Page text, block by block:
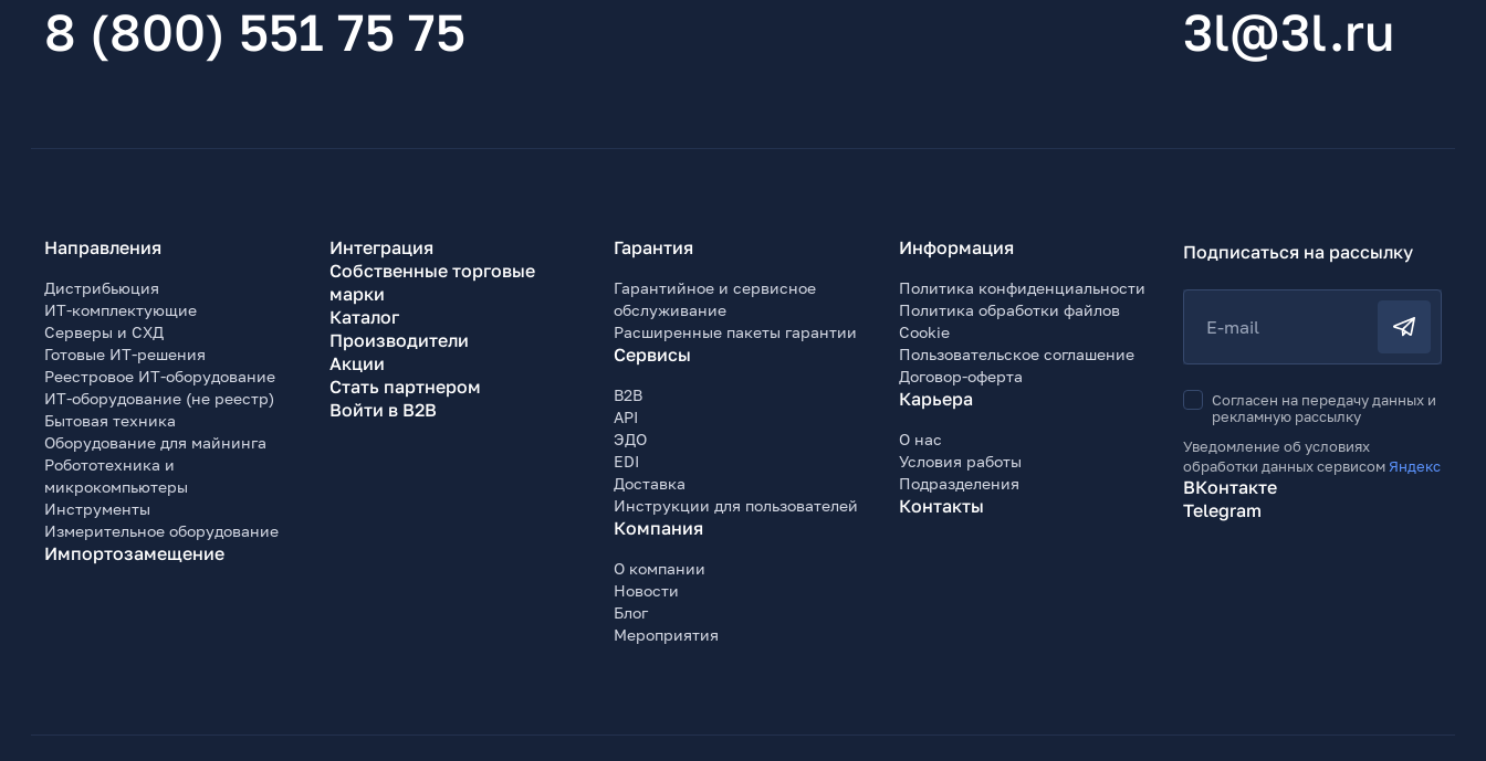
8 (800) 551 75 75 3l@3l.ru
Направления
Дистрибьюция
ИТ-комплектующие
Серверы и СХД
Готовые ИТ-решения
Реестровое ИТ-оборудование
ИТ-оборудование (не реестр)
Бытовая техника
Оборудование для майнинга
Робототехника и
микрокомпьютеры
Инструменты
Измерительное оборудование
Импортозамещение
Интеграция
Собственные торговые
марки
Каталог
Производители
Акции
Стать партнером
Войти в B2B
Гарантия
Гарантийное и сервисное
обслуживание
Расширенные пакеты гарантии
Сервисы
B2B
API
ЭДО
EDI
Доставка
Инструкции для пользователей
Компания
О компании
Новости
Блог
Мероприятия
Информация
Политика конфиденциальности
Политика обработки файлов
Cookie
Пользовательское соглашение
Договор-оферта
Карьера
О нас
Условия работы
Подразделения
Контакты
Подписаться на рассылку
E-mail
Согласен на передачу данных и
рекламную рассылку
Уведомление об условиях
обработки данных сервисом Яндекс
ВКонтакте
Telegram